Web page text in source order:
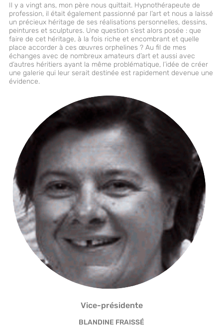
Il y a vingt ans, mon père nous quittait. Hypnothérapeute de
profession, il était également passionné par l’art et nous a laissé
un précieux héritage de ses réalisations personnelles, dessins,
peintures et sculptures. Une question s’est alors posée : que
faire de cet héritage, à la fois riche et encombrant et quelle
place accorder à ces œuvres orphelines ? Au fil de mes
échanges avec de nombreux amateurs d’art et aussi avec
d’autres héritiers ayant la même problématique, l’idée de créer
une galerie qui leur serait destinée est rapidement devenue une
évidence.
Vice-présidente
BLANDINE FRAISSÉ